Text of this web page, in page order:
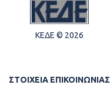
ΚΕΔΕ © 2026
ΣΤΟΙΧΕΙΑ ΕΠΙΚΟΙΝΩΝΙΑΣ